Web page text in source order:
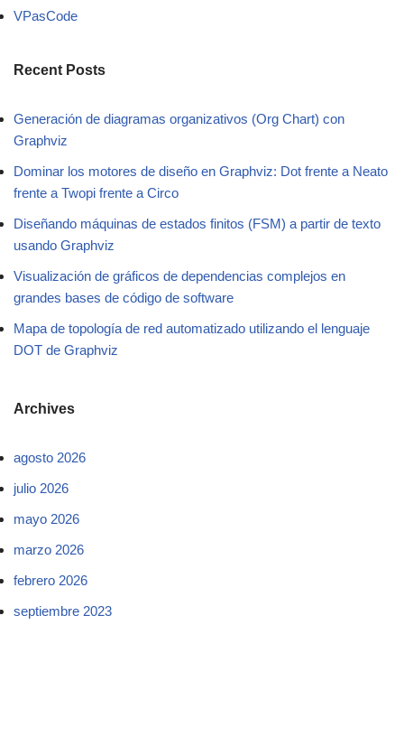
VPasCode
Recent Posts
Generación de diagramas organizativos (Org Chart) con
Graphviz
Dominar los motores de diseño en Graphviz: Dot frente a Neato
frente a Twopi frente a Circo
Diseñando máquinas de estados finitos (FSM) a partir de texto
usando Graphviz
Visualización de gráficos de dependencias complejos en
grandes bases de código de software
Mapa de topología de red automatizado utilizando el lenguaje
DOT de Graphviz
Archives
agosto 2026
julio 2026
mayo 2026
marzo 2026
febrero 2026
septiembre 2023